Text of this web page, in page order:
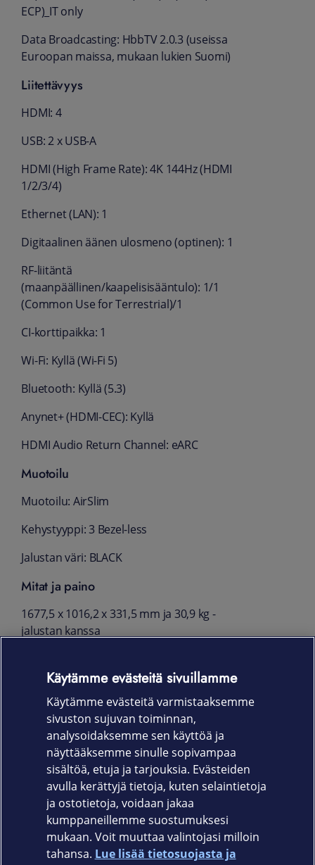
ECP)_IT only
Data Broadcasting: HbbTV 2.0.3 (useissa
Euroopan maissa, mukaan lukien Suomi)
Liitettävyys
HDMI: 4
USB: 2 x USB-A
HDMI (High Frame Rate): 4K 144Hz (HDMI
1/2/3/4)
Ethernet (LAN): 1
Digitaalinen äänen ulosmeno (optinen): 1
RF-liitäntä
(maanpäällinen/kaapelisisääntulo): 1/1
(Common Use for Terrestrial)/1
CI-korttipaikka: 1
Wi-Fi: Kyllä (Wi-Fi 5)
Bluetooth: Kyllä (5.3)
Anynet+ (HDMI-CEC): Kyllä
HDMI Audio Return Channel: eARC
Muotoilu
Muotoilu: AirSlim
Kehystyyppi: 3 Bezel-less
Jalustan väri: BLACK
Mitat ja paino
1677,5 x 1016,2 x 331,5 mm ja 30,9 kg -
jalustan kanssa
jalustaa
VESA: 400 x 400
Takuu
24 kk
Käytämme evästeitä sivuillamme
Käytämme evästeitä varmistaaksemme
sivuston sujuvan toiminnan,
analysoidaksemme sen käyttöä ja
näyttääksemme sinulle sopivampaa
sisältöä, etuja ja tarjouksia. Evästeiden
avulla kerättyjä tietoja, kuten selaintietoja
ja ostotietoja, voidaan jakaa
kumppaneillemme suostumuksesi
mukaan. Voit muuttaa valintojasi milloin
tahansa. Lue lisää tietosuojasta ja